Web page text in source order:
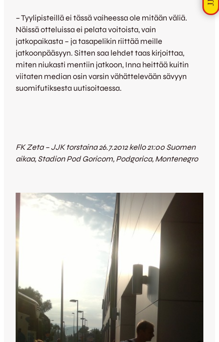
– Tyylipisteillä ei tässä vaiheessa ole mitään väliä.
Näissä otteluissa ei pelata voitoista, vain
jatkopaikasta – ja tasapelikin riittää meille
jatkoonpääsyyn. Sitten saa lehdet taas kirjoittaa,
miten niukasti mentiin jatkoon, Inna heittää kuitin
viitaten median osin varsin vähättelevään sävyyn
suomifutiksesta uutisoitaessa.
FK Zeta – JJK torstaina 26.7.2012 kello 21:00 Suomen
aikaa, Stadion Pod Goricom, Podgorica, Montenegro